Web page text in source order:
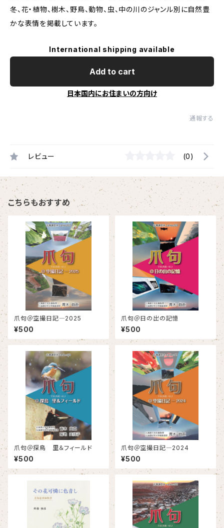
冬、花・植物、樹木、野鳥、動物、虫、中の川のジャンル別に自然豊
かな表情を掲載しています。
International shipping available
Add to cart
日本国内にお住まいの方向け
通報する
レビュー (0)
こちらもおすすめ
爪句＠空撮日記―2025
¥500
爪句＠日の出の記憶
¥500
爪句＠探鳥 里＆フィールド
¥500
爪句＠空撮日記―2024
¥500